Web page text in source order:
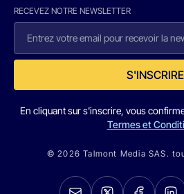
RECEVEZ NOTRE NEWSLETTER
S'INSCRIRE
En cliquant sur s'inscrire, vous
Termes et
© 2026 Talmont Media SAS.